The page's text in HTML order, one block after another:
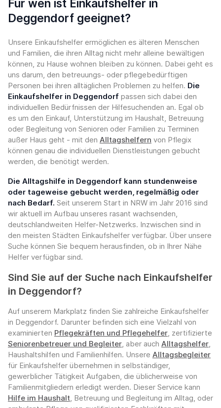
Für wen ist Einkaufshelfer in
Deggendorf geeignet?
Unsere Einkaufshelfer ermöglichen es älteren Menschen
und Familien, die ihren Alltag nicht mehr alleine bewältigen
können, zu Hause wohnen bleiben zu können. Dabei geht es
uns darum, den betreuungs- oder pflegebedürftigen
Personen bei ihren alltäglichen Problemen zu helfen. Die
Einkaufshelfer in Deggendorf passen sich dabei den
individuellen Bedürfnissen der Hilfesuchenden an. Egal ob
es um den Einkauf, Unterstützung im Haushalt, Betreuung
oder Begleitung von Senioren oder Familien zu Terminen
außer Haus geht - mit den Alltagshelfern von Pflegix
können genau die individuellen Dienstleistungen gebucht
werden, die benötigt werden.
Die Alltagshilfe in Deggendorf kann stundenweise
oder tageweise gebucht werden, regelmäßig oder
nach Bedarf. Seit unserem Start in NRW im Jahr 2016 sind
wir aktuell im Aufbau unseres rasant wachsenden,
deutschlandweiten Helfer-Netzwerks. Inzwischen sind in
den meisten Städten Einkaufshelfer verfügbar. Über unsere
Suche können Sie bequem herausfinden, ob in Ihrer Nähe
Helfer verfügbar sind.
Sind Sie auf der Suche nach Einkaufshelfer
in Deggendorf?
Auf unserem Markplatz finden Sie zahlreiche Einkaufshelfer
in Deggendorf. Darunter befinden sich eine Vielzahl von
examinierten Pflegekräften und Pflegehelfer, zertifizierte
Seniorenbetreuer und Begleiter, aber auch Alltagshelfer,
Haushaltshilfen und Familienhilfen. Unsere Alltagsbegleiter
für Einkaufshelfer übernehmen in selbständiger,
gewerblicher Tätigkeit Aufgaben, die üblicherweise von
Familienmitgliedern erledigt werden. Dieser Service kann
Hilfe im Haushalt, Betreuung und Begleitung im Alltag, oder